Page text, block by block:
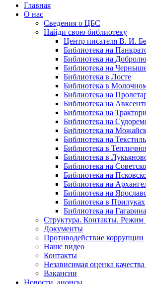
Главная
О нас
Сведения о ЦБС
Найди свою библиотеку
Центр писателя В. И.
Библиотека на
Библиотека на
Библиотека на
Библиотека в Лосте
Библиотека в
Библиотека на
Библиотека на
Библиотека на
Библиотека на
Библиотека на
Библиотека на
Библиотека в
Библиотека в
Библиотека на
Библиотека на
Библиотека на
Библиотека на
Библиотека в Прилуках
Библиотека на Гагарина
Структура. Контакты. Режим
Документы
Противодействие коррупции
Наше видео
Контакты
Независимая оценка качества
Вакансии
Новости, анонсы